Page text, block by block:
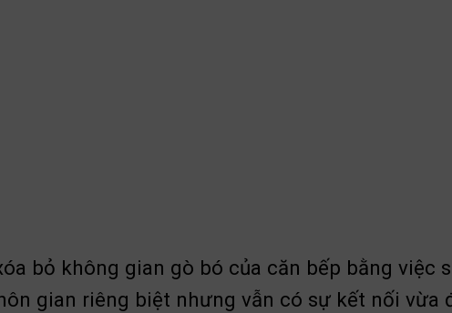
bỏ không gian gò bó của căn bếp bằng việc
gian riêng biệt nhưng vẫn có sự kết nối